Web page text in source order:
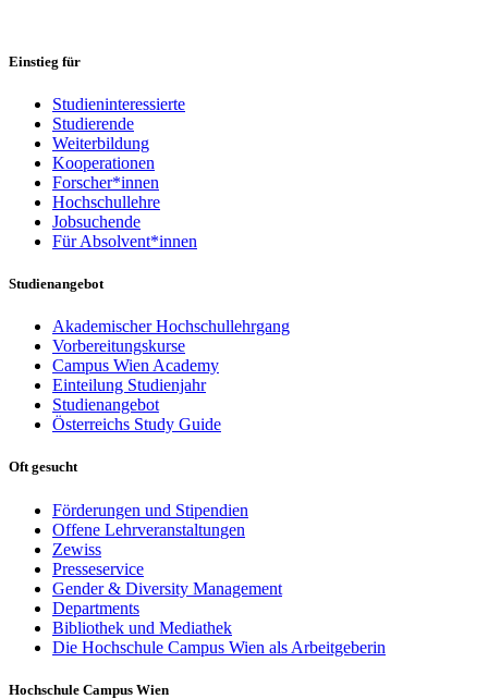
Einstieg für
Studieninteressierte
Studierende
Weiterbildung
Kooperationen
Forscher*innen
Hochschullehre
Jobsuchende
Für Absolvent*innen
Studienangebot
Akademischer Hochschullehrgang
Vorbereitungskurse
Campus Wien Academy
Einteilung Studienjahr
Studienangebot
Österreichs Study Guide
Oft gesucht
Förderungen und Stipendien
Offene Lehrveranstaltungen
Zewiss
Presseservice
Gender & Diversity Management
Departments
Bibliothek und Mediathek
Die Hochschule Campus Wien als Arbeitgeberin
Hochschule Campus Wien